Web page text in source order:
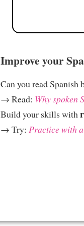
Improve your
Can you read Spanish
→ Read: Why spoken
Build your skills with
→ Try: Practice with